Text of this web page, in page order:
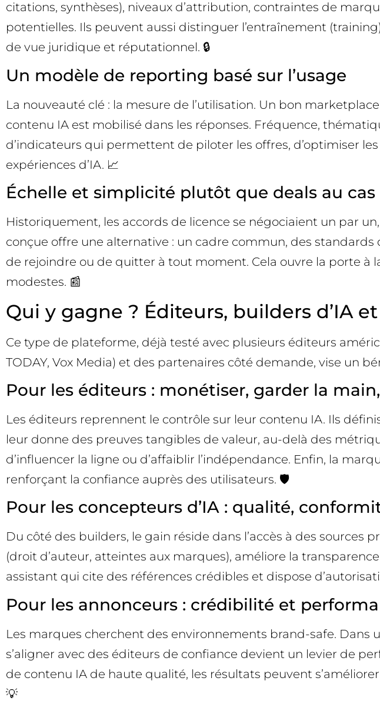
citations, synthèses), niveaux d’attribution, contraintes de
potentielles. Ils peuvent aussi distinguer l’entraînement
de vue juridique et réputationnel. 🔒
Un modèle de reporting basé sur l’usage
La nouveauté clé : la mesure de l’utilisation. Un bon
contenu IA est mobilisé dans les réponses. Fréquence,
d’indicateurs qui permettent de piloter les offres, d’optimiser
expériences d’IA. 📈
Échelle et simplicité plutôt que deals au cas
Historiquement, les accords de licence se négociaient un par
conçue offre une alternative : un cadre commun, des
de rejoindre ou de quitter à tout moment. Cela ouvre la porte
modestes. 📰
Qui y gagne ? Éditeurs, builders d’IA
Ce type de plateforme, déjà testé avec plusieurs éditeurs
TODAY, Vox Media) et des partenaires côté demande, vise un
Pour les éditeurs : monétiser, garder la
Les éditeurs reprennent le contrôle sur leur contenu IA. Ils
leur donne des preuves tangibles de valeur, au-delà des
d’influencer la ligne ou d’affaiblir l’indépendance. Enfin, la
renforçant la confiance auprès des utilisateurs. 🛡️
Pour les concepteurs d’IA : qualité,
Du côté des builders, le gain réside dans l’accès à des
(droit d’auteur, atteintes aux marques), améliore la
assistant qui cite des références crédibles et dispose
Pour les annonceurs : crédibilité et
Les marques cherchent des environnements brand-safe. Dans
s’aligner avec des éditeurs de confiance devient un levier de
de contenu IA de haute qualité, les résultats peuvent
💡